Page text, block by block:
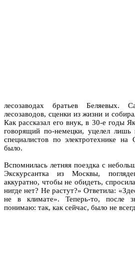
лесозаводах братьев Беляевых.
лесозаводов, сценки из жизни и
Как рассказал его внук, в 30-е годы
говорящий по-немецки, уцелел
специалистов по электротехнике на
было.
Вспомнилась летняя поездка с
Экскурсантка из Москвы,
аккуратно, чтобы не обидеть,
нигде нет? Не растут?» Ответила:
не в климате». Теперь-то, после
понимаю: так, как сейчас, было не